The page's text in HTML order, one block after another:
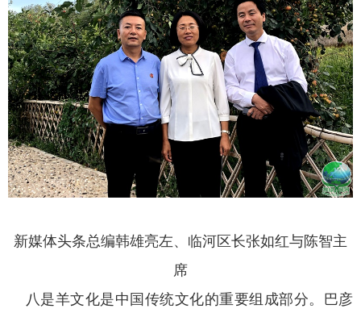
新媒体头条总编韩雄亮左、临河区长张如红与陈智主
席
八是羊文化是中国传统文化的重要组成部分。巴彦